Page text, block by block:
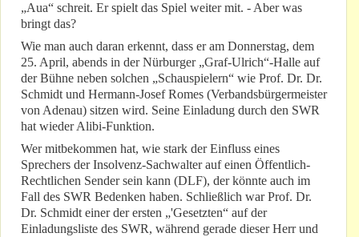
„Aua“ schreit. Er spielt das Spiel weiter mit. - Aber was
bringt das?
Wie man auch daran erkennt, dass er am Donnerstag, dem
25. April, abends in der Nürburger „Graf-Ulrich“-Halle auf
der Bühne neben solchen „Schauspielern“ wie Prof. Dr. Dr.
Schmidt und Hermann-Josef Romes (Verbandsbürgermeister
von Adenau) sitzen wird. Seine Einladung durch den SWR
hat wieder Alibi-Funktion.
Wer mitbekommen hat, wie stark der Einfluss eines
Sprechers der Insolvenz-Sachwalter auf einen Öffentlich-
Rechtlichen Sender sein kann (DLF), der könnte auch im
Fall des SWR Bedenken haben. Schließlich war Prof. Dr.
Dr. Schmidt einer der ersten „'Gesetzten“ auf der
Einladungsliste des SWR, während gerade dieser Herr und